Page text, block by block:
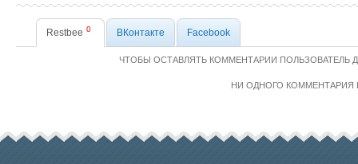
Restbee 0 ВКонтакте Facebook
ЧТОБЫ ОСТАВЛЯТЬ КОММЕНТАРИИ
НИ ОДНОГО КОММЕНТАРИЯ